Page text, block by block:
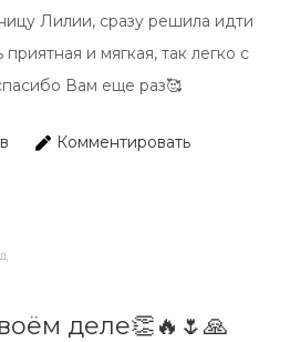
Лилии, сразу решила идти
и мягкая, так легко с
Вам еще раз🥰
Комментировать
деле👏🔥🌷🙏